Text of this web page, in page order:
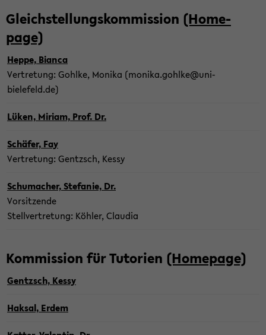
Gleich­stel­lungs­kom­mis­si­on (Home­
page)
Heppe, Bi­an­ca
Ver­tre­tung: Gohl­ke, Mo­ni­ka (mo­ni­ka.gohl­ke@uni-​
bielefeld.de)
Lüken, Mi­ri­am, Prof. Dr.
Schä­fer, Fay
Ver­tre­tung: Gentzsch, Kessy
Schu­ma­cher, Ste­fa­nie, Dr.
Vor­sit­zen­de
Stell­ver­tre­tung: Köh­ler, Clau­dia
Kom­mis­si­on für Tu­to­ri­en (Home­page)
Gentzsch, Kessy
Hak­sal, Erdem